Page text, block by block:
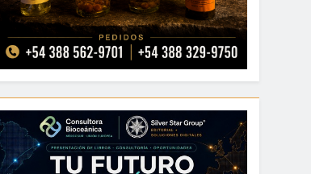
y la logística.
defensa civil, seguridad vial,